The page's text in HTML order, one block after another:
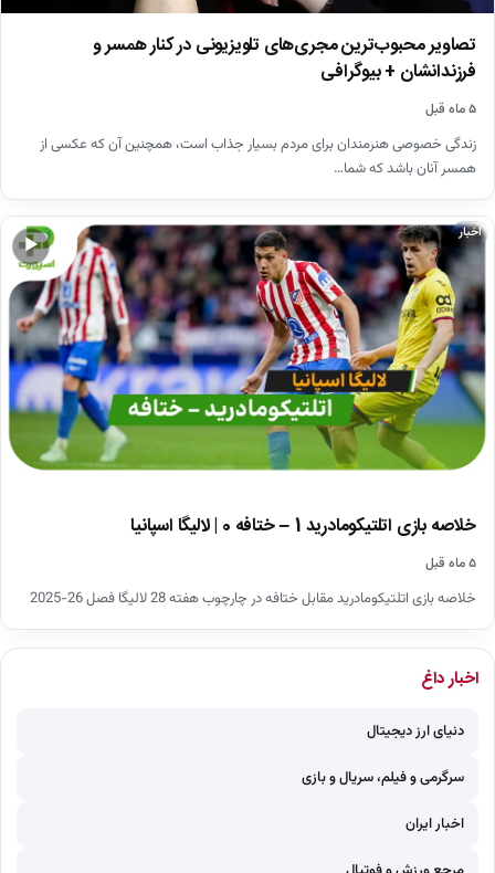
تصاویر محبوب‌ترین مجری‌های تلویزیونی در کنار همسر و
فرزندانشان + بیوگرافی
۵ ماه قبل
زندگی خصوصی هنرمندان برای مردم بسیار جذاب است، همچنین آن که عکسی از
همسر آنان باشد که شما…
▶
اخبار
خلاصه بازی اتلتیکومادرید 1 – ختافه 0 | لالیگا اسپانیا
۵ ماه قبل
خلاصه بازی اتلتیکومادرید مقابل ختافه در چارچوب هفته 28 لالیگا فصل 26-2025
اخبار داغ
دنیای ارز دیجیتال
سرگرمی و فیلم، سریال و بازی
اخبار ایران